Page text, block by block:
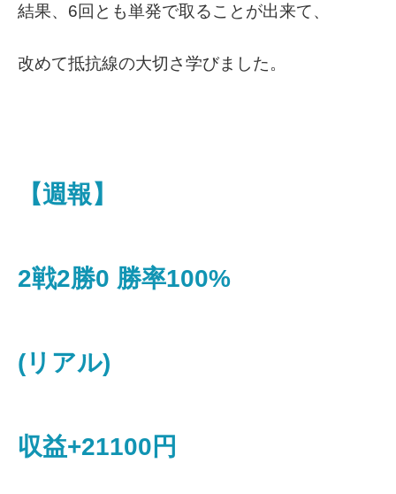
結果、6回とも単発で取ることが出来て、
改めて抵抗線の大切さ学びました。
【週報】
2戦2勝0 勝率100%
(リアル)
収益+21100円